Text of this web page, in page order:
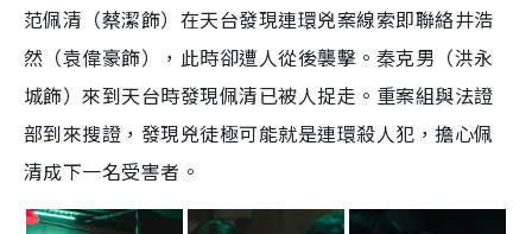
范佩清（蔡潔飾）在天台發現連環兇案線索即聯絡井浩
然（袁偉豪飾），此時卻遭人從後襲擊。秦克男（洪永
城飾）來到天台時發現佩清已被人捉走。重案組與法證
部到來搜證，發現兇徒極可能就是連環殺人犯，擔心佩
清成下一名受害者。